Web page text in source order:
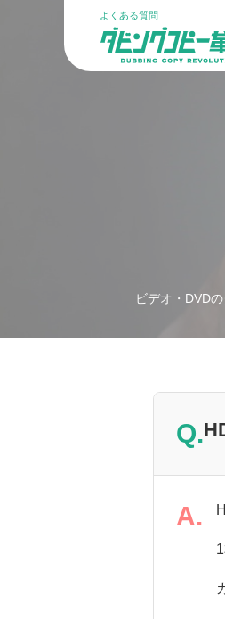
よくある質問
ビデオ・DVD
Q.
A.